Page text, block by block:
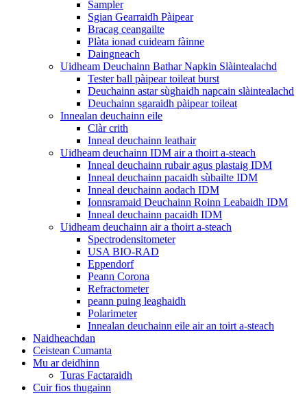
Sampler
Sgian Gearraidh Pàipear
Bracag ceangailte
Plàta ionad cuideam fàinne
Daingneach
Uidheam Deuchainn Bathar Napkin Slàintealachd
Tester ball pàipear toileat burst
Deuchainn astar sùghaidh napcain slàintealachd
Deuchainn sgaraidh pàipear toileat
Innealan deuchainn eile
Clàr crith
Inneal deuchainn leathair
Uidheam deuchainn IDM air a thoirt a-steach
Inneal deuchainn rubair agus plastaig IDM
Inneal deuchainn pacaidh sùbailte IDM
Inneal deuchainn aodach IDM
Ionnsramaid Deuchainn Roinn Leabaidh IDM
Inneal deuchainn pacaidh IDM
Uidheam deuchainn air a thoirt a-steach
Spectrodensitometer
USA BIO-RAD
Eppendorf
Peann Corona
Refractometer
peann puing leaghaidh
Polarimeter
Innealan deuchainn eile air an toirt a-steach
Naidheachdan
Ceistean Cumanta
Mu ar deidhinn
Turas Factaraidh
Cuir fios thugainn